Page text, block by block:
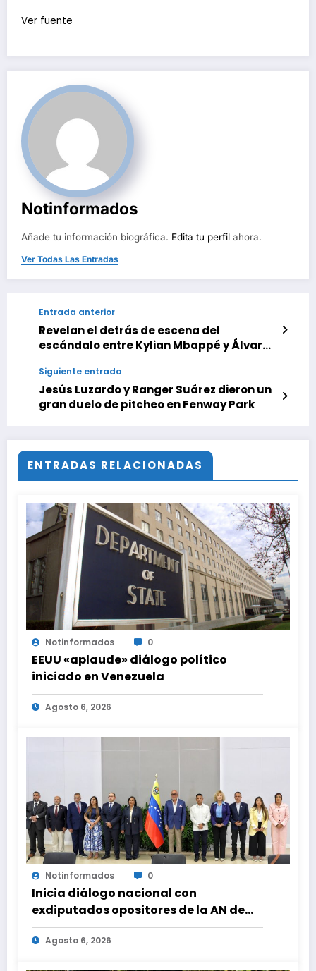
Ver fuente
Notinformados
Añade tu información biográfica. Edita tu perfil ahora.
Ver Todas Las Entradas
Entrada anterior
Revelan el detrás de escena del
escándalo entre Kylian Mbappé y Álvaro
Siguiente entrada
Jesús Luzardo y Ranger Suárez dieron un
gran duelo de pitcheo en Fenway Park
ENTRADAS RELACIONADAS
Notinformados 0
EEUU «aplaude» diálogo político
iniciado en Venezuela
Agosto 6, 2026
Notinformados 0
Inicia diálogo nacional con
exdiputados opositores de la AN de
2015
Agosto 6, 2026